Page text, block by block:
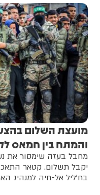
מועצת השלום
והמתח בין חמאס
מחבל בעזה שימסור את
יקבל תשלום. קטאר
בח'ליל אל-חיה למנהיג